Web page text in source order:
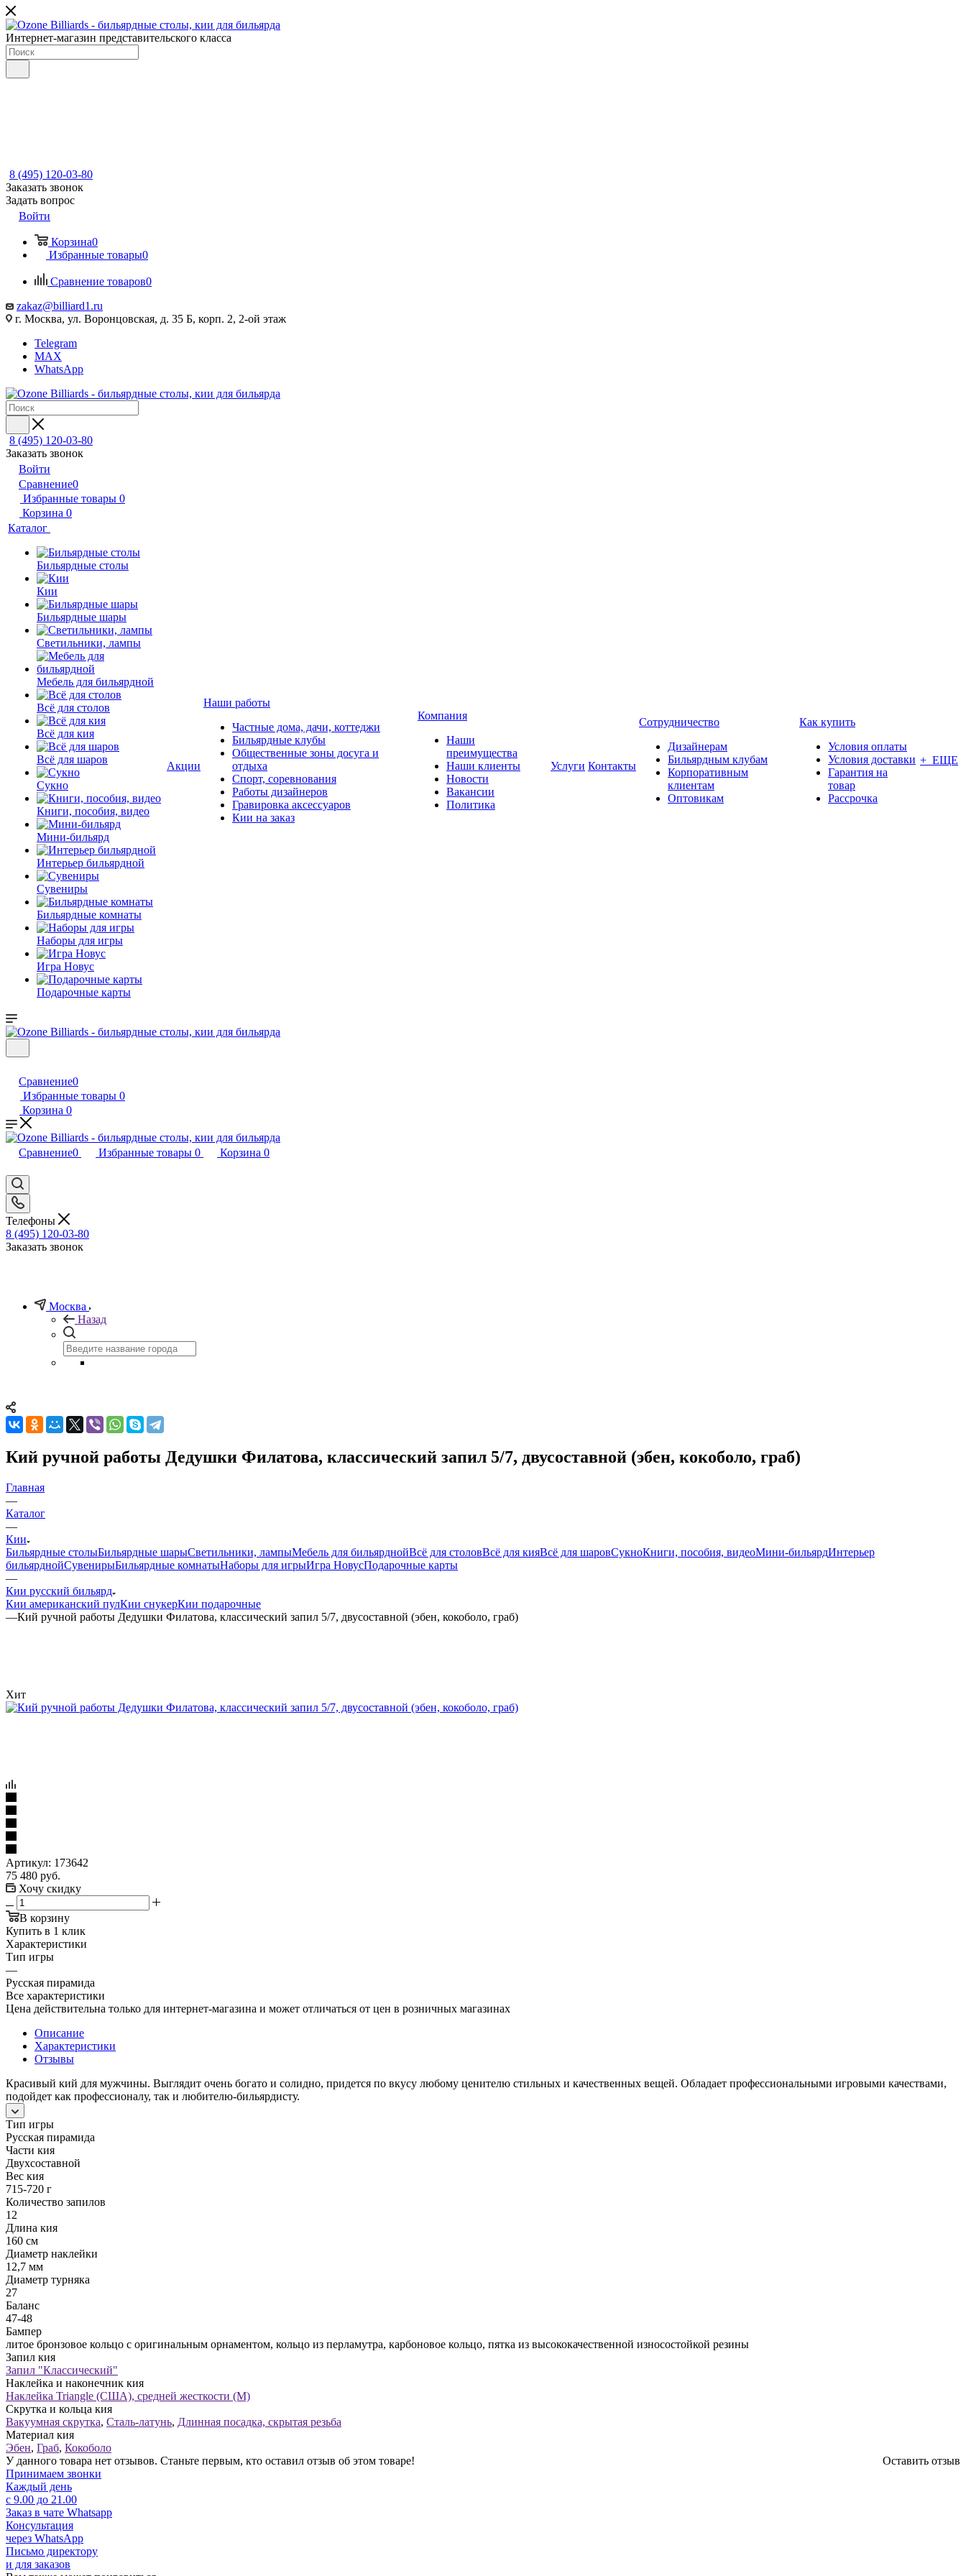
Интернет-магазин представительского класса
8 (495) 120-03-80
Заказать звонок
Задать вопрос
Войти
Корзина0
Избранные товары0
Сравнение товаров0
zakaz@billiard1.ru
г. Москва, ул. Воронцовская, д. 35 Б, корп. 2, 2-ой этаж
Telegram
MAX
WhatsApp
8 (495) 120-03-80
Заказать звонок
Войти
Сравнение0
Избранные товары 0
Корзина 0
Каталог
Бильярдные столы
Кии
Бильярдные шары
Светильники, лампы
Мебель для бильярдной
Всё для столов
Всё для кия
Всё для шаров
Сукно
Книги, пособия, видео
Мини-бильярд
Интерьер бильярдной
Сувениры
Бильярдные комнаты
Наборы для игры
Игра Новус
Подарочные карты
Акции
Наши работы
Частные дома, дачи, коттеджи
Бильярдные клубы
Общественные зоны досуга и
отдыха
Спорт, соревнования
Работы дизайнеров
Гравировка аксессуаров
Кии на заказ
Компания
Наши
преимущества
Наши клиенты
Новости
Вакансии
Политика
Услуги Контакты
Сотрудничество
Дизайнерам
Бильярдным клубам
Корпоративным
клиентам
Оптовикам
Как купить
Условия оплаты
Условия доставки
Гарантия на
товар
Рассрочка
+ ЕЩЕ
Сравнение0
Избранные товары 0
Корзина 0
Сравнение0 Избранные товары 0 Корзина 0
Телефоны
8 (495) 120-03-80
Заказать звонок
Москва
Назад
Кий ручной работы Дедушки Филатова, классический запил 5/7, двусоставной (эбен, кокоболо, граб)
Главная
—
Каталог
—
Кии
Бильярдные столыБильярдные шарыСветильники, лампыМебель для бильярднойВсё для столовВсё для кияВсё для шаровСукноКниги, пособия, видеоМини-бильярдИнтерьер
бильярднойСувенирыБильярдные комнатыНаборы для игрыИгра НовусПодарочные карты
—
Кии русский бильярд
Кии американский пулКии снукерКии подарочные
—Кий ручной работы Дедушки Филатова, классический запил 5/7, двусоставной (эбен, кокоболо, граб)
Хит
Артикул: 173642
75 480 руб.
Хочу скидку
В корзину
Купить в 1 клик
Характеристики
Тип игры
—
Русская пирамида
Все характеристики
Цена действительна только для интернет-магазина и может отличаться от цен в розничных магазинах
Описание
Характеристики
Отзывы
Красивый кий для мужчины. Выглядит очень богато и солидно, придется по вкусу любому ценителю стильных и качественных вещей. Обладает профессиональными игровыми качествами,
подойдет как профессионалу, так и любителю-бильярдисту.
Тип игры
Русская пирамида
Части кия
Двухсоставной
Вес кия
715-720 г
Количество запилов
12
Длина кия
160 см
Диаметр наклейки
12,7 мм
Диаметр турняка
27
Баланс
47-48
Бампер
литое бронзовое кольцо с оригинальным орнаментом, кольцо из перламутра, карбоновое кольцо, пятка из высококачественной износостойкой резины
Запил кия
Запил "Классический"
Наклейка и наконечник кия
Наклейка Triangle (США), средней жесткости (М)
Скрутка и кольца кия
Вакуумная скрутка, Сталь-латунь, Длинная посадка, скрытая резьба
Материал кия
Эбен, Граб, Кокоболо
Оставить отзыв
У данного товара нет отзывов. Станьте первым, кто оставил отзыв об этом товаре!
Принимаем звонки
Каждый день
с 9.00 до 21.00
Заказ в чате Whatsapp
Консультация
через WhatsApp
Письмо директору
и для заказов